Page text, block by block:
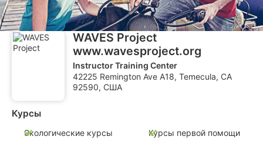
WAVES Project
www.wavesproject.org
Instructor Training Center
42225 Remington Ave A18, Temecula, CA
92590, США
Курсы
Экологические курсы Курсы первой помощи